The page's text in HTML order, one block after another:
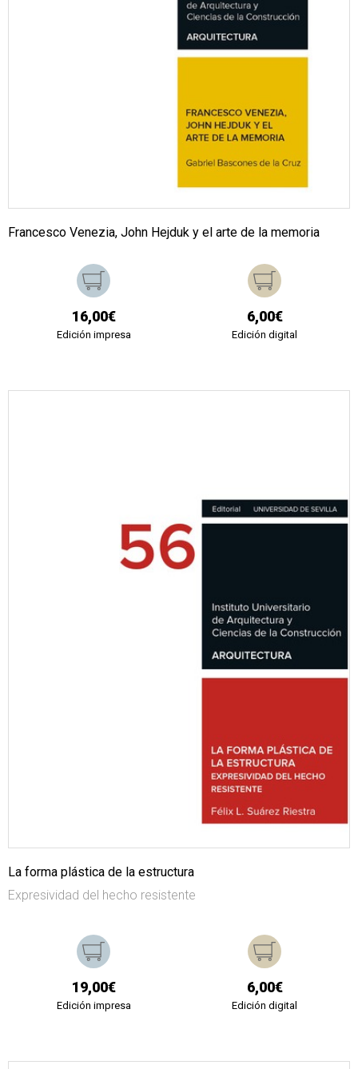
Francesco Venezia, John Hejduk y el arte de la memoria
16,00€
Edición impresa
6,00€
Edición digital
La forma plástica de la estructura
Expresividad del hecho resistente
19,00€
Edición impresa
6,00€
Edición digital